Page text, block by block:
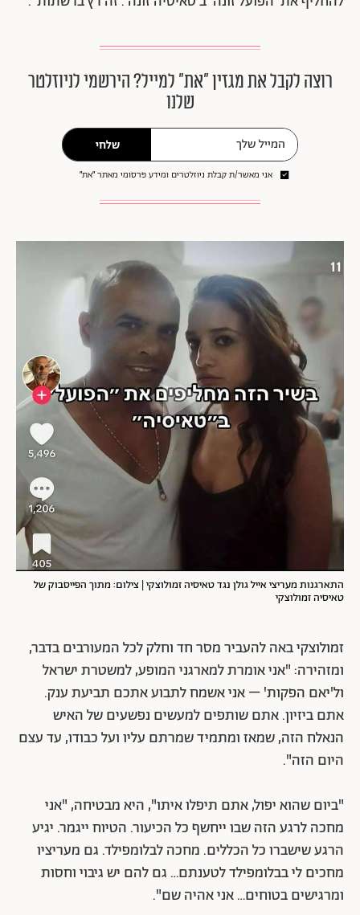
רוצה לקבל את מגזין ״את״ למייל? הירשמי לניוזלטר
שלנו
שלחי
אני מאשר/ת קבלת ניוזלטרים ומידע פרסומי מאתר ״את״
התארגנות מעריצי אייל גולן נגד טאיסיה זמולוצקי | צילום: מתוך הפייסבוק של
טאיסיה זמולוצקי
זמולוצקי באה להעביר מסר חד וחלק לכל המעורבים בדבר,
ומזהירה: "אני אומרת למארגני המופע, למשטרת ישראל
ול'יאם הפקות' – אני אשמח לתבוע אתכם תביעת ענק.
אתם ביזיון. אתם שותפים למעשים נפשעים של האיש
הנאלח הזה, שמאז ומתמיד שמרתם עליו ועל כבודו, עד עצם
היום הזה".
"ביום שהוא יפול, אתם תיפלו איתו", היא מבטיחה, "אני
מחכה לרגע הזה שבו ייחשף כל הכיעור. הטיוח ייגמר. יגיע
הרגע שישברו כל הכללים. מחכה לבלומפילד. גם מעריציו
מחכים לי בבלומפילד לטענתם… גם להם יש גיבוי וחסות
ומרגישים בטוחים… אני אהיה שם".